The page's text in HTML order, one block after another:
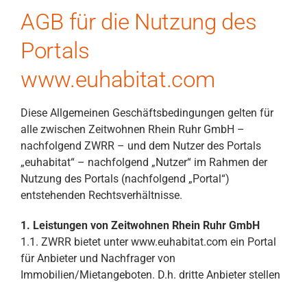
AGB für die Nutzung des
Portals
www.euhabitat.com
Diese Allgemeinen Geschäftsbedingungen gelten für
alle zwischen Zeitwohnen Rhein Ruhr GmbH –
nachfolgend ZWRR – und dem Nutzer des Portals
„euhabitat“ – nachfolgend „Nutzer“ im Rahmen der
Nutzung des Portals (nachfolgend „Portal“)
entstehenden Rechtsverhältnisse.
1. Leistungen von Zeitwohnen Rhein Ruhr GmbH
1.1. ZWRR bietet unter www.euhabitat.com ein Portal
für Anbieter und Nachfrager von
Immobilien/Mietangeboten. D.h. dritte Anbieter stellen